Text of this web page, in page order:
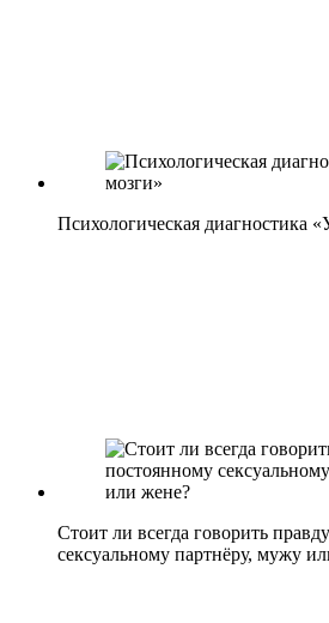
Психологическая диагностика
Стоит ли всегда говорить
сексуальному партнёру, мужу